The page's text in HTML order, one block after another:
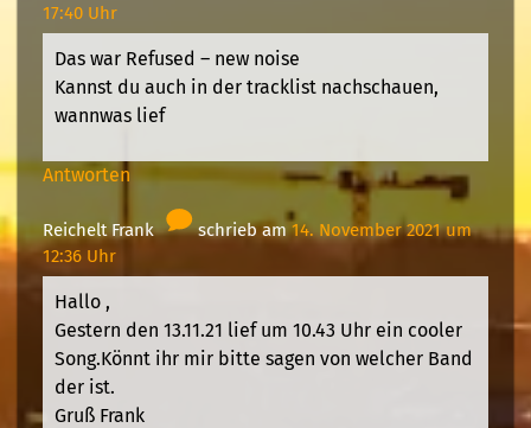
17:40 Uhr
Das war Refused – new noise
Kannst du auch in der tracklist nachschauen,
wannwas lief
Antworten
Reichelt Frank schrieb am14. November 2021 um
12:36 Uhr
Hallo ,
Gestern den 13.11.21 lief um 10.43 Uhr ein cooler
Song.Könnt ihr mir bitte sagen von welcher Band
der ist.
Gruß Frank